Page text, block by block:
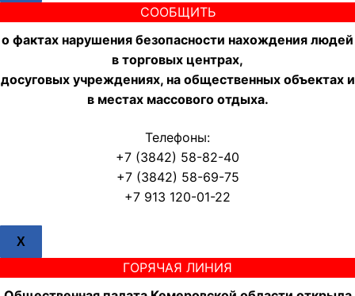
СООБЩИТЬ
о фактах нарушения безопасности нахождения людей
в торговых центрах,
досуговых учреждениях, на общественных объектах и
в местах массового отдыха.
Телефоны:
+7 (3842) 58-82-40
+7 (3842) 58-69-75
+7 913 120-01-22
X
ГОРЯЧАЯ ЛИНИЯ